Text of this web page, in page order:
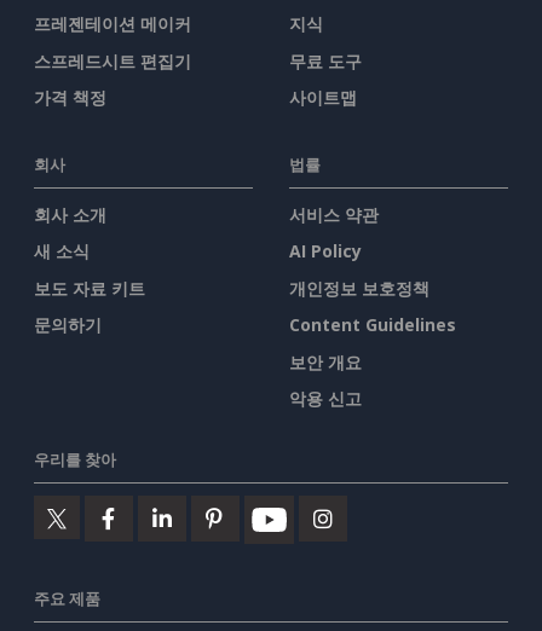
프레젠테이션 메이커
스프레드시트 편집기
가격 책정
지식
무료 도구
사이트맵
회사
회사 소개
새 소식
보도 자료 키트
문의하기
법률
서비스 약관
AI Policy
개인정보 보호정책
Content Guidelines
보안 개요
악용 신고
우리를 찾아
주요 제품